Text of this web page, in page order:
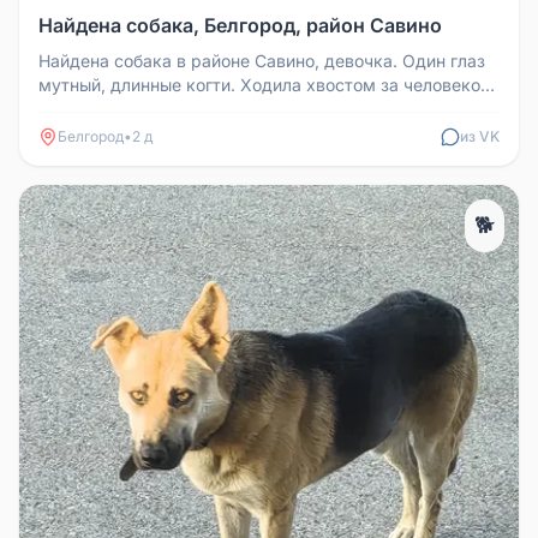
Найдена собака, Белгород, район Савино
Найдена собака в районе Савино, девочка. Один глаз
мутный, длинные когти. Ходила хвостом за человеком.
Белгород• 2 д из VK
🐕